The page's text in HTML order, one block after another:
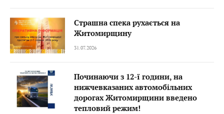
Страшна спека рухається на
Житомирщину
31.07.2026
Починаючи з 12-ї години, на
нижчевказаних автомобільних
дорогах Житомирщини введено
тепловий режим!